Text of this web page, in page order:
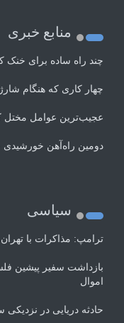
منابع خبری
چند راه‌ ساده برای خنک
چهار کاری که هنگام شارژ
عجیب‌ترین عوامل مختل
دومین راه‌آهن خورشیدی
سیاسی
ترامپ: مذاکرات با
بازداشت سفیر پیشین
اموال
حادثه دریایی در